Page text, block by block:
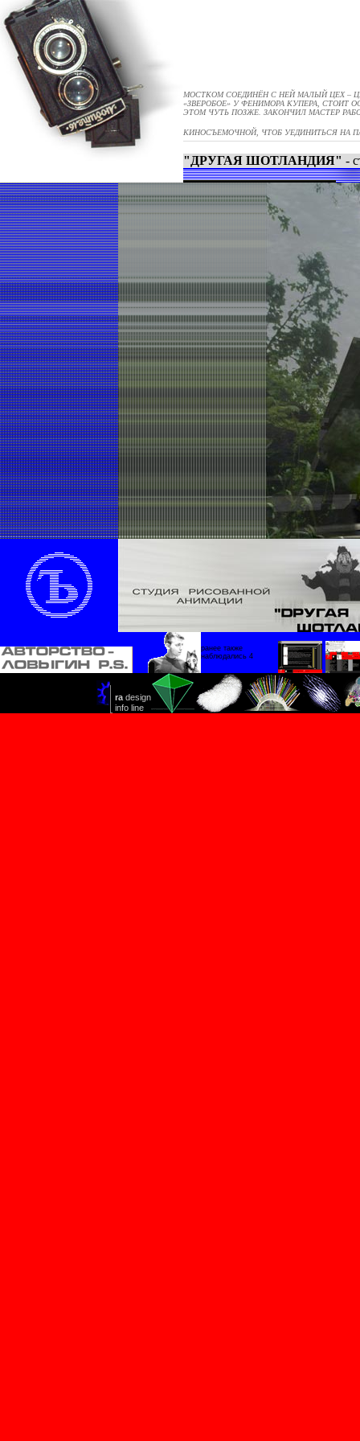
МОСТКОМ СОЕДИНЁН С НЕЙ МАЛЫЙ ЦЕХ –
«ЗВЕРОБОЕ» У ФЕНИМОРА КУПЕРА, СТОИТ
ЭТОМ ЧУТЬ ПОЗЖЕ. ЗАКОНЧИЛ МАСТЕР
КИНОСЪЕМОЧНОЙ, ЧТОБ УЕДИНИТЬСЯ НА
"ДРУГАЯ ШОТЛАНДИЯ" -
ранее также
наблюдались 4